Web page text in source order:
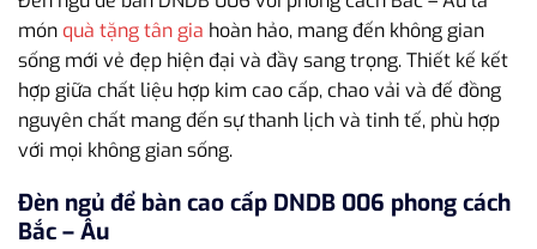
món quà tặng tân gia hoàn hảo, mang đến không gian
sống mới vẻ đẹp hiện đại và đầy sang trọng. Thiết kế kết
hợp giữa chất liệu hợp kim cao cấp, chao vải và đế đồng
nguyên chất mang đến sự thanh lịch và tinh tế, phù hợp
với mọi không gian sống.
Đèn ngủ để bàn cao cấp DNDB 006 phong cách
Bắc – Âu